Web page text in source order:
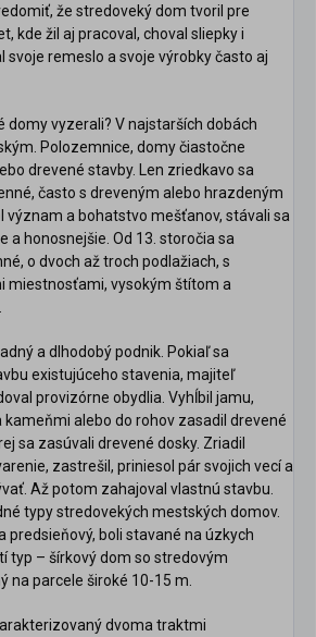
že stredoveký dom tvoril pre
kde žil aj pracoval, choval sliepky i
svoje remeslo a svoje výrobky často aj
domy vyzerali? V najstarších dobách
Polozemnice, domy čiastočne
drevené stavby. Len zriedkavo sa
často s dreveným alebo hrazdeným
význam a bohatstvo mešťanov, stávali sa
a honosnejšie. Od 13. storočia sa
o dvoch až troch podlažiach, s
miestnosťami, vysokým štítom a
a dlhodobý podnik. Pokiaľ sa
existujúceho stavenia, majiteľ
provizórne obydlia. Vyhĺbil jamu,
alebo do rohov zasadil drevené
sa zasúvali drevené dosky. Zriadil
zastrešil, priniesol pár svojich vecí a
Až potom zahajoval vlastnú stavbu.
typy stredovekých mestských domov.
predsieňový, boli stavané na úzkych
typ – šírkový dom so stredovým
na parcele široké 10-15 m.
dvoma traktmi